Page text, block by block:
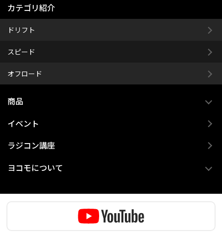
カテゴリ紹介
ドリフト
スピード
オフロード
商品
イベント
ラジコン講座
ヨコモについて